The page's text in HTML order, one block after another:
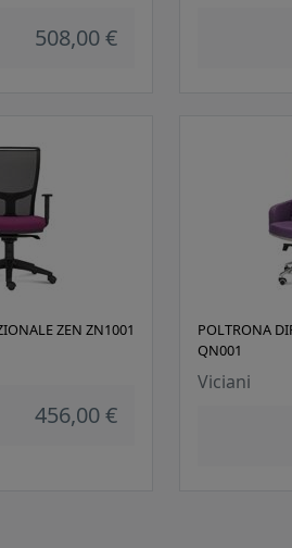
508,00 €
ZEN ZN1001
456,00 €
POLTRONA
QN001
Viciani